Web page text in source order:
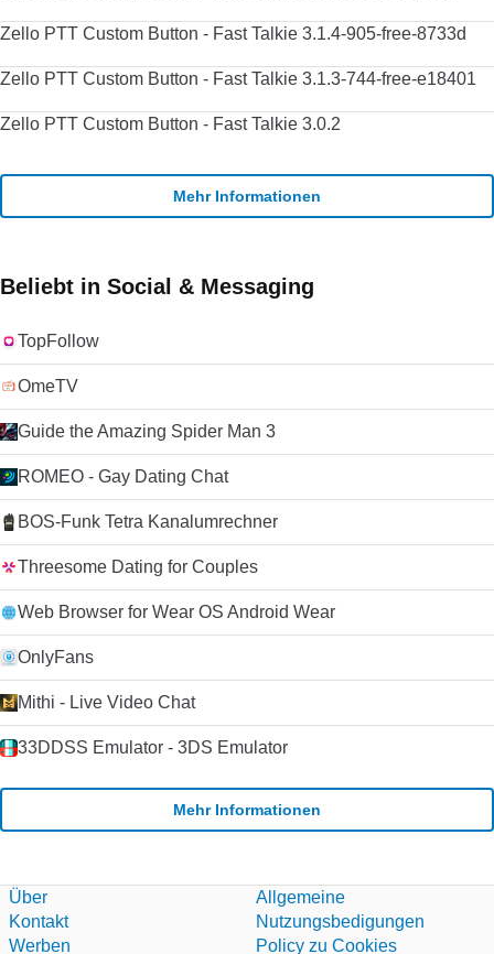
Zello PTT Custom Button - Fast Talkie 3.1.4-905-free-8733d
Zello PTT Custom Button - Fast Talkie 3.1.3-744-free-e18401
Zello PTT Custom Button - Fast Talkie 3.0.2
Mehr Informationen
Beliebt in Social & Messaging
TopFollow
OmeTV
Guide the Amazing Spider Man 3
ROMEO - Gay Dating Chat
BOS-Funk Tetra Kanalumrechner
Threesome Dating for Couples
Web Browser for Wear OS Android Wear
OnlyFans
Mithi - Live Video Chat
33DDSS Emulator - 3DS Emulator
Mehr Informationen
Über
Kontakt
Werben
Allgemeine
Nutzungsbedigungen
Policy zu Cookies